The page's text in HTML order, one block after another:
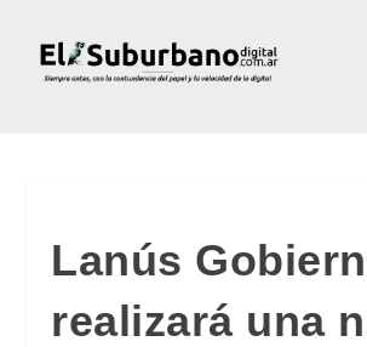
Lanús
realizará una